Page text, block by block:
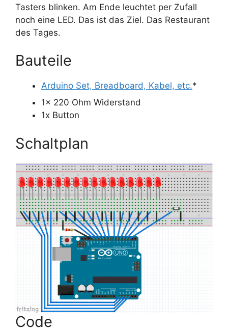
Tasters blinken. Am Ende leuchtet per Zufall
noch eine LED. Das ist das Ziel. Das Restaurant
des Tages.
Bauteile
Arduino Set, Breadboard, Kabel, etc.*
1x 220 Ohm Widerstand
1x Button
Schaltplan
Code